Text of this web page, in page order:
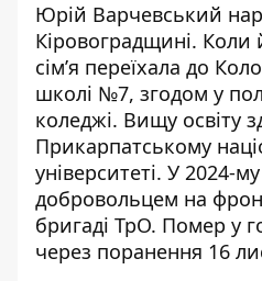
Юрій Варчевський
Кіровоградщині.
сім’я переїхала до
школі №7, згодом у
коледжі. Вищу освіту
Прикарпатському
університеті. У 2024-
добровольцем на
бригаді ТрО. Помер у
через поранення 16